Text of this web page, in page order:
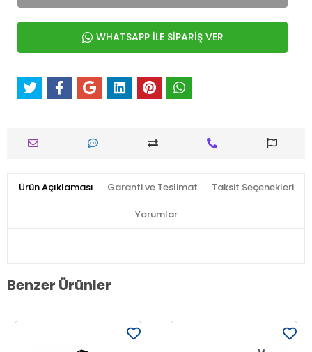
WHATSAPP İLE SİPARİŞ VER
Ürün Açıklaması Garanti ve Teslimat Taksit Seçenekleri
Yorumlar
Benzer Ürünler